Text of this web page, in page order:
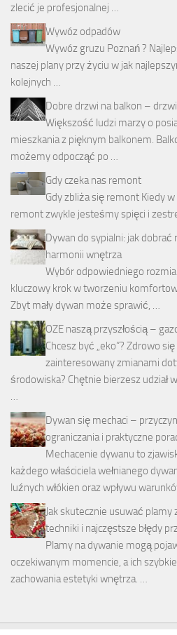
zlecić je profesjonalnej …
Wywóz odpadów
Wywóz gruzu Poznań ?
naszej plany przy życiu w jak
kolejnych …
Dobre drzwi na balkon –
Większość ludzi marzy o
mieszkania z pięknym balkonem.
możemy odpocząć po …
Gdy czeka nas remont
Gdy zbliża się remont Kiedy
remont zwykle jesteśmy spięci i
Dywan do sypialni: jak
harmonii wnętrza
Wybór odpowiedniego
kluczowy krok w tworzeniu
Zbyt mały dywan może sprawić, …
OZE naszą przyszłością –
Chcesz być „eko”? Zdrowo
zainteresowany zmianami
środowiska? Chętnie bierzesz udział
…
Dywan się mechaci –
ograniczania i praktyczne
Mechacenie dywanu to
każdego właściciela wełnianego
luźnych włókien oraz wpływu
Jak skutecznie usuwać
techniki i najczęstsze błędy
Plamy na dywanie mogą
oczekiwanym momencie, a ich
zachowania estetyki wnętrza. …